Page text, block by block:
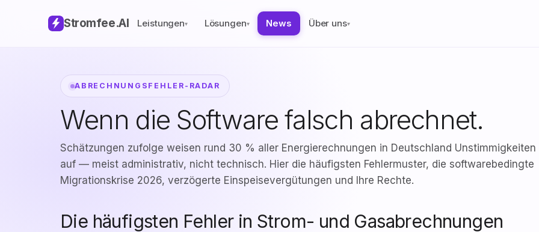
Stromfee.AI Leistungen▾ Lösungen▾ News Über uns▾
ABRECHNUNGSFEHLER-RADAR
Wenn die Software falsch abrechnet.
Schätzungen zufolge weisen rund 30 % aller Energierechnungen in Deutschland Unstimmigkeiten
auf — meist administrativ, nicht technisch. Hier die häufigsten Fehlermuster, die softwarebedingte
Migrationskrise 2026, verzögerte Einspeisevergütungen und Ihre Rechte.
Die häufigsten Fehler in Strom- und Gasabrechnungen